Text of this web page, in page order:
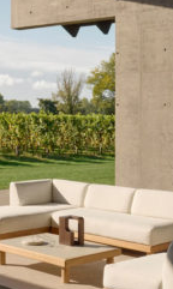
MONOCLE